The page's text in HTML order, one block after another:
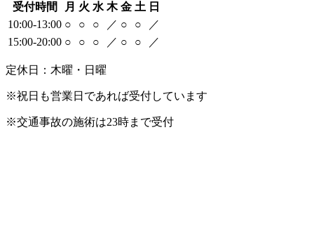
受付時間 月 火 水 木 金 土 日
10:00-13:00 ○ ○ ○ ／ ○ ○
／
15:00-20:00 ○ ○ ○ ／ ○ ○ ／
定休日：木曜・日曜
※祝日も営業日であれば受付しています
※交通事故の施術は23時まで受付